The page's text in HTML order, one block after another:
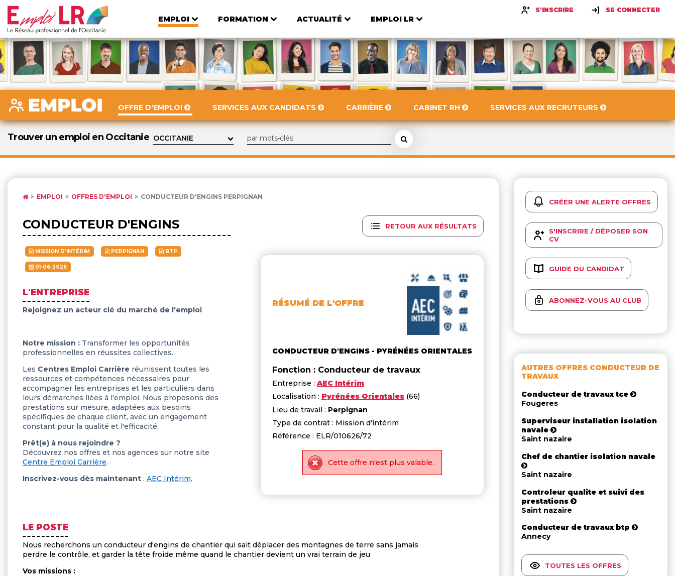
EMPLOI FORMATION ACTUALITÉ EMPLOI LR
S'INSCRIRE SE CONNECTER
OFFRE D'EMPLOI SERVICES AUX CANDIDATS CARRIÈRE CABINET RH SERVICES AUX RECRUTEURS
Trouver un emploi en Occitanie
EMPLOI OFFRES D'EMPLOI CONDUCTEUR D'ENGINS PERPIGNAN
RETOUR AUX RÉSULTATS
RÉSUMÉ DE L'OFFRE
CONDUCTEUR D'ENGINS - PYRÉNÉES ORIENTALES
Fonction : Conducteur de travaux
Entreprise : AEC Intérim
Localisation : Pyrénées Orientales (66)
Lieu de travail : Perpignan
Type de contrat : Mission d'intérim
Référence : ELR/010626/72
Cette offre n'est plus valable.
CONDUCTEUR D'ENGINS
MISSION D'INTÉRIM PERPIGNAN BTP
01-06-2026
L'ENTREPRISE
Rejoignez un acteur clé du marché de l'emploi
Notre mission : Transformer les opportunités
professionnelles en réussites collectives.
Les Centres Emploi Carrière réunissent toutes les
ressources et compétences nécessaires pour
accompagner les entreprises et les particuliers dans
leurs démarches liées à l'emploi. Nous proposons des
prestations sur mesure, adaptées aux besoins
spécifiques de chaque client, avec un engagement
constant pour la qualité et l'efficacité.
Prêt(e) à nous rejoindre ?
Découvrez nos offres et nos agences sur notre site
Centre Emploi Carrière.
Inscrivez-vous dès maintenant : AEC Intérim.
LE POSTE
Nous recherchons un conducteur d'engins de chantier qui sait déplacer des montagnes de terre sans jamais
perdre le contrôle, et garder la tête froide même quand le chantier devient un vrai terrain de jeu
Vos missions :
CRÉER UNE ALERTE OFFRES
S'INSCRIRE / DÉPOSER SON
CV
GUIDE DU CANDIDAT
ABONNEZ-VOUS AU CLUB
AUTRES OFFRES CONDUCTEUR DE
TRAVAUX
Conducteur de travaux tce
Fougeres
Superviseur installation isolation
navale
Saint nazaire
Chef de chantier isolation navale
Saint nazaire
Controleur qualite et suivi des
prestations
Saint nazaire
Conducteur de travaux btp
Annecy
TOUTES LES OFFRES